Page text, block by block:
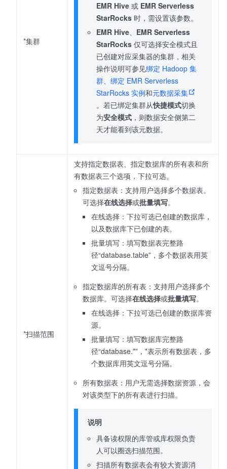
*集群
EMR Hive或 EMR Serverless
StarRocks时，需设置该参数。
EMR Hive、 EMR Serverless
StarRocks仅可选择安全模式且
已创建对应采集器的集群，相关
操作说明可参见绑定 Hadoop 集
群、 绑定 EMR Serverless
StarRocks 实例和元数据采集
。若已绑定集群从快捷模式切换
为安全模式，则数据安全侧第二
天才能看到该元数据。
*扫描范围
支持指定数据表、指定数据库的所有表和所
有数据表三个选项，下拉可选。
指定数据表：支持用户选择多个数据表。
可选择在线选择或批量填写。
在线选择：下拉可选已创建的数据库，
以及数据库下已创建的表。
批量填写：填写数据表完整路
径“database.table”，多个数据表用英
文逗号分隔。
指定数据库的所有表：支持用户选择多个
数据库。可选择在线选择或批量填写。
在线选择：下拉可选已创建的数据库资
源。
批量填写：填写数据库完整路
径“database.*”，*表示所有数据表，多
个数据库用英文逗号分隔。
所有数据表：用户无需选择数据资源，会
对该类型下的所有表进行扫描。
说明
具备读权限的库管或库权限负责
人可以圈选扫描范围。
扫描所有数据表会有较大资源消